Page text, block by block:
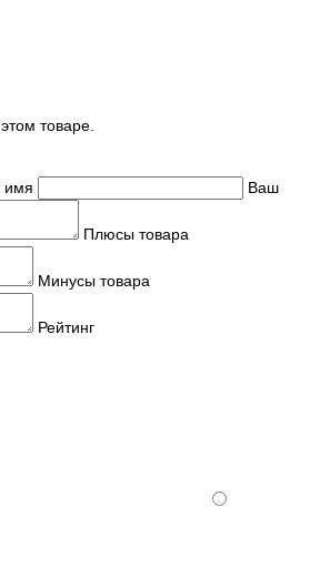
товаре.
имя Ваш
Плюсы товара
Минусы товара
Рейтинг